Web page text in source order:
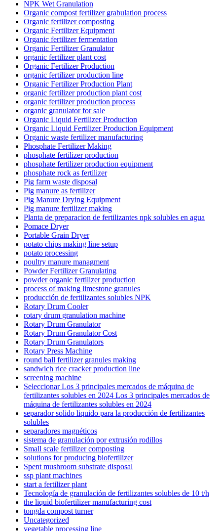
NPK Wet Granulation
Organic compost fertilizer grabulation process
Organic fertilizer composting
Organic Fertilizer Equipment
Organic fertilizer fermentation
Organic Fertilizer Granulator
organic fertilizer plant cost
Organic Fertilizer Production
organic fertilizer production line
Organic Fertilizer Production Plant
organic fertilizer production plant cost
organic fertilizer production process
organic granulator for sale
Organic Liquid Fertilizer Production
Organic Liquid Fertilizer Production Equipment
Organic waste fertilizer manufacturing
Phosphate Fertilizer Making
phosphate fertilizer production
phosphate fertilizer production equipment
phosphate rock as fertilizer
Pig farm waste disposal
Pig manure as fertilizer
Pig Manure Drying Equipment
Pig manure fertilizer making
Planta de preparacion de fertilizantes npk solubles en agua
Pomace Dryer
Portable Grain Dryer
potato chips making line setup
potato processing
poultry manure managment
Powder Fertilizer Granulating
powder organic fertilizer production
process of making limestone granules
producción de fertilizantes solubles NPK
Rotary Drum Cooler
rotary drum granulation machine
Rotary Drum Granulator
Rotary Drum Granulator Cost
Rotary Drum Granulators
Rotary Press Machine
round ball fertilizer granules making
sandwich rice cracker production line
screening machine
Seleccionar Los 3 principales mercados de máquina de
fertilizantes solubles en 2024 Los 3 principales mercados de
máquina de fertilizantes solubles en 2024
separador solido liquido para la producción de fertilizantes
solubles
separadores magnéticos
sistema de granulación por extrusión rodillos
Small scale fertilizer composting
solutions for producing biofertilizer
Spent mushroom substrate disposal
ssp plant machines
start a fertilizer plant
Tecnología de granulación de fertilizantes solubles de 10 t/h
the liquid biofertilizer manufacturing cost
tongda compost turner
Uncategorized
vegetable processing line